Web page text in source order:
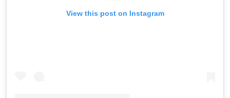
View this post on Instagram